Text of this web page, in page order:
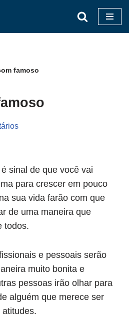
famoso
é sinal de que você vai
para crescer em pouco
sua vida farão com que
de uma maneira que
todos.
e pessoais serão
muito bonita e
pessoas irão olhar para
alguém que merece ser